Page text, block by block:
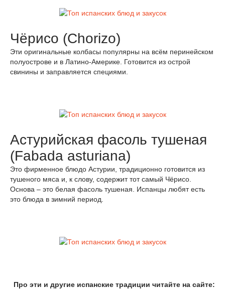
Чёрисо (Chorizo)
Эти оригинальные колбасы популярны на всём перинейском
полуострове и в Латино-Америке. Готовится из острой
свинины и заправляется специями.
Астурийская фасоль тушеная
(Fabada asturiana)
Это фирменное блюдо Астурии, традиционно готовится из
тушеного мяса и, к слову, содержит тот самый Чёрисо.
Основа – это белая фасоль тушеная. Испанцы любят есть
это блюда в зимний период.
Про эти и другие испанские традиции читайте на сайте: